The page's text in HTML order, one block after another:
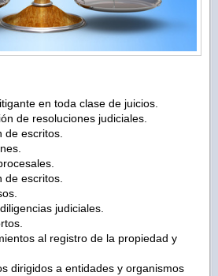
en toda clase de juicios.
de resoluciones judiciales.
de escritos.
de escritos.
judiciales.
al registro de la propiedad y
dirigidos a entidades y organismos